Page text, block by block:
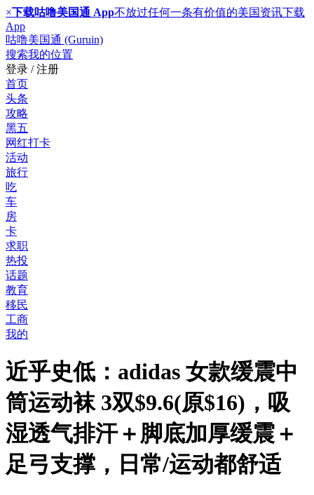
×下载咕噜美国通 App不放过任何一条有价值的美国资讯下载
App
咕噜美国通 (Guruin)
搜索我的位置
登录 / 注册
首页
头条
攻略
黑五
网红打卡
活动
旅行
吃
车
房
卡
求职
热投
话题
教育
移民
工商
我的
近乎史低：adidas 女款缓震中
筒运动袜 3双$9.6(原$16)，吸
湿透气排汗＋脚底加厚缓震＋
足弓支撑，日常/运动都舒适